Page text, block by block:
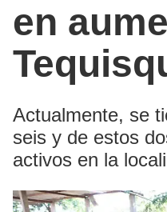
en
Actualmente, se
seis y de estos
activos en la